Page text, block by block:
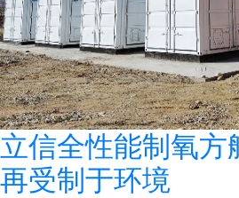
立信全性能制氧方
再受制于环境